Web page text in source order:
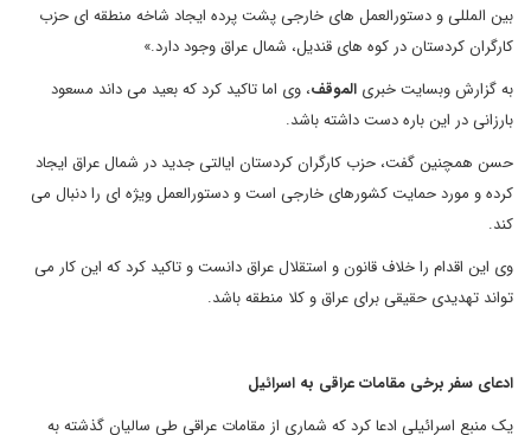
بین المللی و دستورالعمل های خارجی پشت پرده ایجاد شاخه منطقه ای حزب
کارگران کردستان در کوه های قندیل، شمال عراق وجود دارد.»
به گزارش وبسایت خبری الموقف، وی اما تاکید کرد که بعید می داند مسعود
بارزانی در این باره دست داشته باشد.
حسن همچنین گفت، حزب کارگران کردستان ایالتی جدید در شمال عراق ایجاد
کرده و مورد حمایت کشورهای خارجی است و دستورالعمل ویژه ای را دنبال می
کند.
وی این اقدام را خلاف قانون و استقلال عراق دانست و تاکید کرد که این کار می
تواند تهدیدی حقیقی برای عراق و کلا منطقه باشد.
ادعای سفر برخی مقامات عراقی به اسرائیل
یک منبع اسرائیلی ادعا کرد که شماری از مقامات عراقی طی سالیان گذشته به